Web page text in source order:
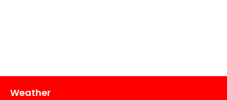
Weather